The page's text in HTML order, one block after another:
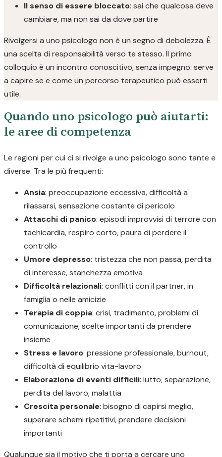
Il senso di essere bloccato: sai che qualcosa deve
cambiare, ma non sai da dove partire
Rivolgersi a uno psicologo non è un segno di debolezza. È
una scelta di responsabilità verso te stesso. Il primo
colloquio è un incontro conoscitivo, senza impegno: serve
a capire se e come un percorso terapeutico può esserti
utile.
Quando uno psicologo può aiutarti:
le aree di competenza
Le ragioni per cui ci si rivolge a uno psicologo sono tante e
diverse. Tra le più frequenti:
Ansia: preoccupazione eccessiva, difficoltà a
rilassarsi, sensazione costante di pericolo
Attacchi di panico: episodi improvvisi di terrore con
tachicardia, respiro corto, paura di perdere il
controllo
Umore depresso: tristezza che non passa, perdita
di interesse, stanchezza emotiva
Difficoltà relazionali: conflitti con il partner, in
famiglia o nelle amicizie
Terapia di coppia: crisi, tradimento, problemi di
comunicazione, scelte importanti da prendere
insieme
Stress e lavoro: pressione professionale, burnout,
difficoltà di equilibrio vita-lavoro
Elaborazione di eventi difficili: lutto, separazione,
perdita del lavoro, malattia
Crescita personale: bisogno di capirsi meglio,
superare schemi ripetitivi, prendere decisioni
importanti
Qualunque sia il motivo che ti porta a cercare uno